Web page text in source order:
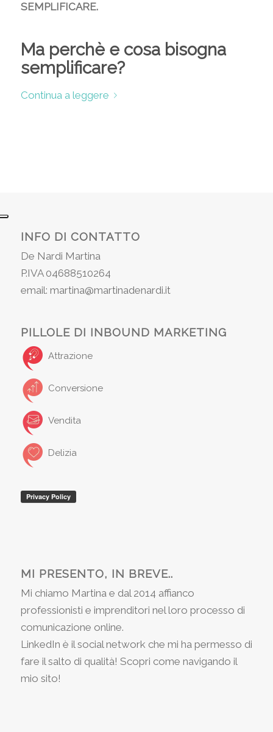
SEMPLIFICARE.
Ma perchè e cosa bisogna
semplificare?
Continua a leggere
INFO DI CONTATTO
De Nardi Martina
P.IVA 04688510264
email: martina@martinadenardi.it
PILLOLE DI INBOUND MARKETING
Attrazione
Conversione
Vendita
Delizia
MI PRESENTO, IN BREVE..
Mi chiamo Martina e dal 2014 affianco
professionisti e imprenditori nel loro processo di
comunicazione online.
LinkedIn è il social network che mi ha permesso di
fare il salto di qualità! Scopri come navigando il
mio sito!